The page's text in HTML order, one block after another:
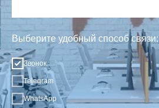
Выберите удобный способ связи:
Звонок
Telegram
WhatsApp